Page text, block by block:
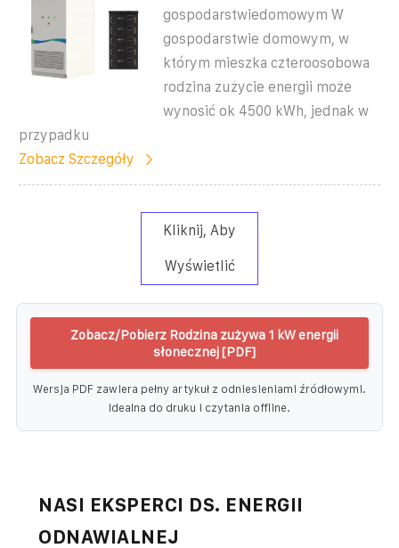
gospodarstwiedomowym W
gospodarstwie domowym, w
którym mieszka czteroosobowa
rodzina zużycie energii może
wynosić ok 4500 kWh, jednak w
przypadku
Zobacz Szczegóły
Kliknij, Aby
Wyświetlić
Zobacz/Pobierz Rodzina zużywa 1 kW energii
słonecznej [PDF]
Wersja PDF zawiera pełny artykuł z odniesieniami źródłowymi.
Idealna do druku i czytania offline.
NASI EKSPERCI DS. ENERGII
ODNAWIALNEJ